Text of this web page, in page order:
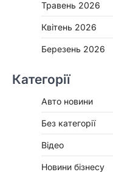
Травень 2026
Квітень 2026
Березень 2026
Категорії
Авто новини
Без категорії
Відео
Новини бізнесу